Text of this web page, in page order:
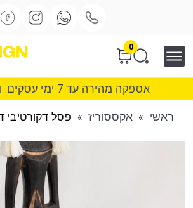
0
אספקה מהירה עד 7 ימי עסקים. ואולי הרבה לפני...
ראשי » אקססוריז » פסל דקורטיבי